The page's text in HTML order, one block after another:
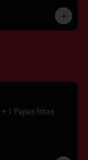
1 Papas fritas